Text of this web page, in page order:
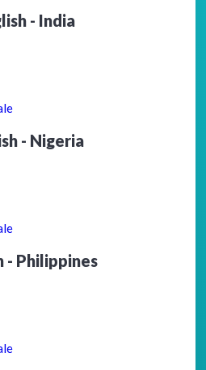
- India
- Nigeria
- Philippines